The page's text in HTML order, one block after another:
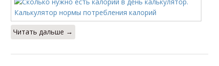
Читать дальше →